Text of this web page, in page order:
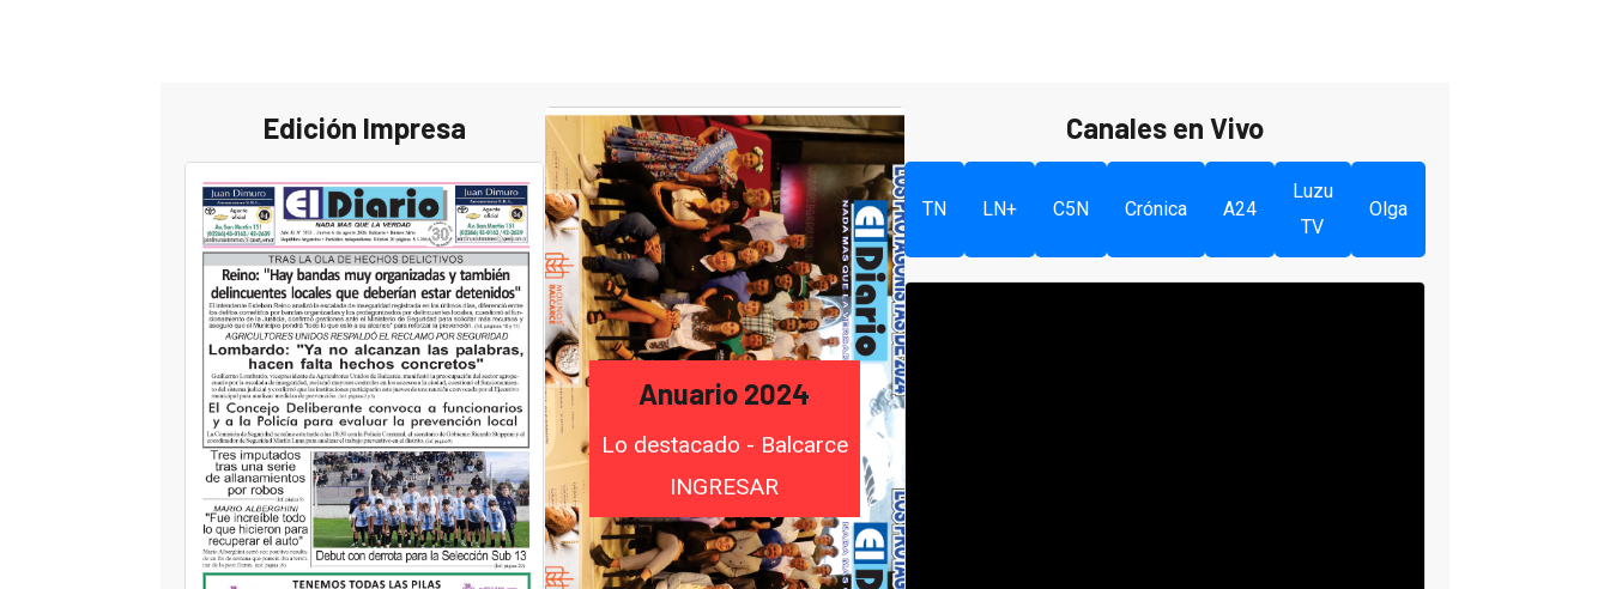
Edición Impresa
Anuario 2024
Lo destacado - Balcarce
INGRESAR
Canales en Vivo
TN LN+ C5N Crónica A24
Luzu
TV
Olga